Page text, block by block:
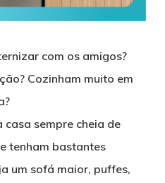
com os amigos?
Cozinham muito em
casa sempre cheia de
tenham bastantes
um sofá maior, puffes,